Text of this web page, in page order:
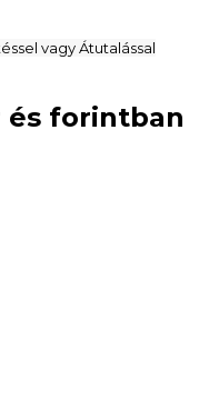
vagy Átutalással
és forintban